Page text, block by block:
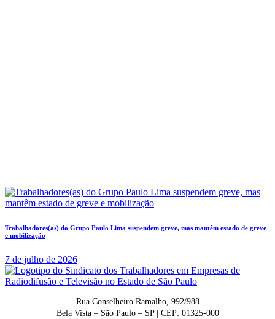
Trabalhadores(as) do Grupo Paulo Lima suspendem greve, mas mantêm estado de greve
e mobilização
7 de julho de 2026
Rua Conselheiro Ramalho, 992/988
Bela Vista – São Paulo – SP | CEP: 01325-000